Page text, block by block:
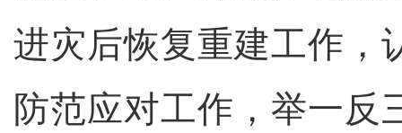
进灾后恢复重建工作，
防范应对工作，举一反